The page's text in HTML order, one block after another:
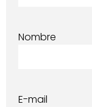
Nombre
E-mail